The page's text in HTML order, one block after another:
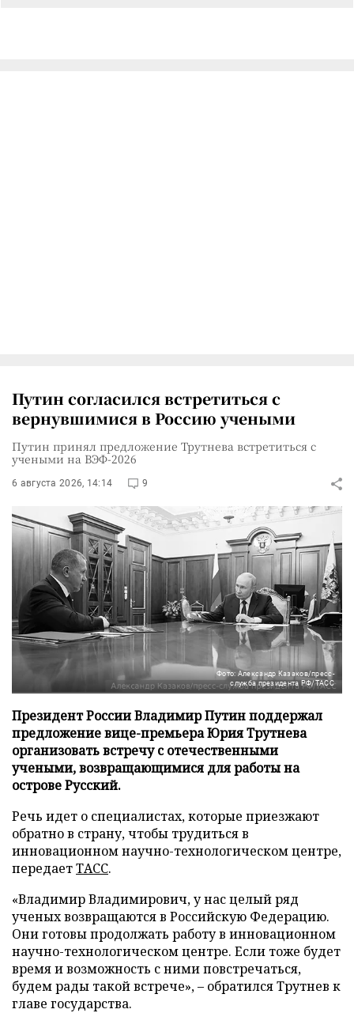
Путин согласился встретиться с
вернувшимися в Россию учеными
Путин принял предложение Трутнева встретиться с
учеными на ВЭФ-2026
6 августа 2026, 14:14 9
Фото: Александр Казаков/пресс-
служба президента РФ/ТАСС
Президент России Владимир Путин поддержал
предложение вице-премьера Юрия Трутнева
организовать встречу с отечественными
учеными, возвращающимися для работы на
острове Русский.
Речь идет о специалистах, которые приезжают
обратно в страну, чтобы трудиться в
инновационном научно-технологическом центре,
передаетТАСС.
«Владимир Владимирович, у нас целый ряд
ученых возвращаются в Российскую Федерацию.
Они готовы продолжать работу в инновационном
научно-технологическом центре. Если тоже будет
время и возможность с ними повстречаться,
будем рады такой встрече», – обратился Трутнев к
главе государства.